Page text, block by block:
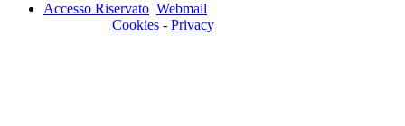
Accesso Riservato Webmail
Cookies - Privacy